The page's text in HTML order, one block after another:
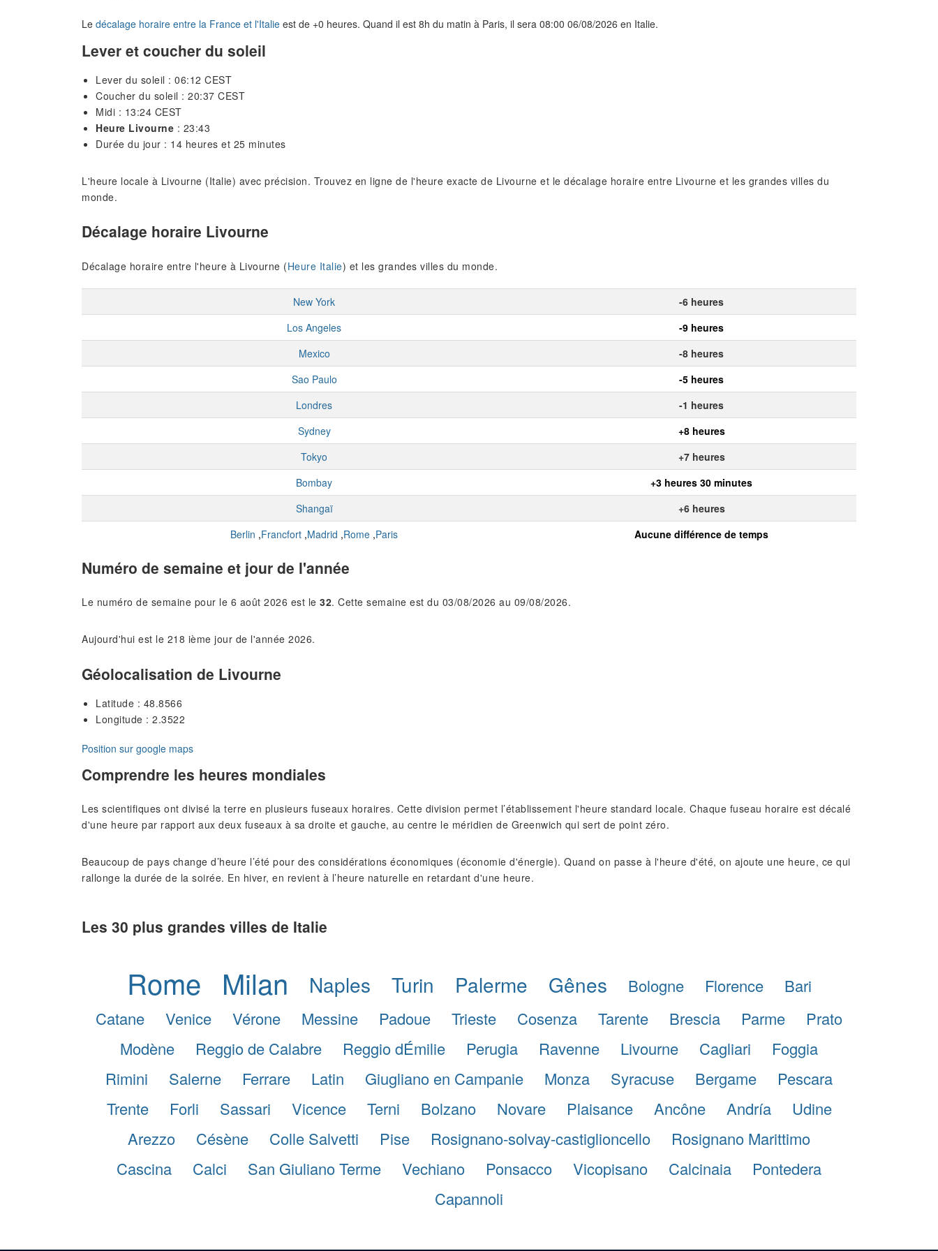
Le décalage horaire entre la France et l'Italie est de +0 heures. Quand il est 8h du matin à Paris, il sera 08:00 06/08/2026 en Italie.
Lever et coucher du soleil
Lever du soleil : 06:12 CEST
Coucher du soleil : 20:37 CEST
Midi : 13:24 CEST
Heure Livourne : 23:43
Durée du jour : 14 heures et 25 minutes
L'heure locale à Livourne (Italie) avec précision. Trouvez en ligne de l'heure exacte de Livourne et le décalage horaire entre Livourne et les grandes villes du
monde.
Décalage horaire Livourne
Décalage horaire entre l'heure à Livourne (Heure Italie) et les grandes villes du monde.
New York
-6 heures
Los Angeles
-9 heures
Mexico
-8 heures
Sao Paulo
-5 heures
Londres
-1 heures
Sydney
+8 heures
Tokyo
+7 heures
Bombay
+3 heures 30 minutes
Shangaï
+6 heures
Berlin ,Francfort ,Madrid ,Rome ,Paris Aucune différence de temps
Numéro de semaine et jour de l'année
Le numéro de semaine pour le 6 août 2026 est le 32. Cette semaine est du 03/08/2026 au 09/08/2026.
Aujourd'hui est le 218 ième jour de l'année 2026.
Géolocalisation de Livourne
Latitude : 48.8566
Longitude : 2.3522
Position sur google maps
Comprendre les heures mondiales
Les scientifiques ont divisé la terre en plusieurs fuseaux horaires. Cette division permet l’établissement l'heure standard locale. Chaque fuseau horaire est décalé
d'une heure par rapport aux deux fuseaux à sa droite et gauche, au centre le méridien de Greenwich qui sert de point zéro.
Beaucoup de pays change d’heure l’été pour des considérations économiques (économie d'énergie). Quand on passe à l'heure d'été, on ajoute une heure, ce qui
rallonge la durée de la soirée. En hiver, en revient à l’heure naturelle en retardant d'une heure.
Les 30 plus grandes villes de Italie
Rome Milan Naples Turin Palerme Gênes Bologne Florence
Bari
Catane
Venice Vérone Messine Padoue Trieste Cosenza Tarente Brescia Parme
Prato
Modène
Reggio de Calabre Reggio dÉmilie Perugia Ravenne Livourne Cagliari
Foggia
Rimini
Salerne Ferrare Latin Giugliano en Campanie Monza Syracuse Bergame
Pescara
Trente
Forli Sassari Vicence Terni Bolzano Novare Plaisance Ancône Andría
Udine
Arezzo
Césène Colle Salvetti Pise Rosignano-solvay-castiglioncello
Rosignano Marittimo
Cascina
Calci San Giuliano Terme Vechiano Ponsacco Vicopisano Calcinaia
Pontedera
Capannoli